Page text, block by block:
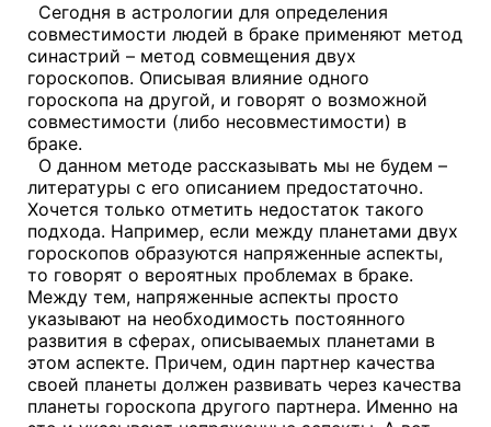
Сегодня в астрологии для определения
совместимости людей в браке применяют метод
синастрий – метод совмещения двух
гороскопов. Описывая влияние одного
гороскопа на другой, и говорят о возможной
совместимости (либо несовместимости) в
браке.
О данном методе рассказывать мы не будем –
литературы с его описанием предостаточно.
Хочется только отметить недостаток такого
подхода. Например, если между планетами двух
гороскопов образуются напряженные аспекты,
то говорят о вероятных проблемах в браке.
Между тем, напряженные аспекты просто
указывают на необходимость постоянного
развития в сферах, описываемых планетами в
этом аспекте. Причем, один партнер качества
своей планеты должен развивать через качества
планеты гороскопа другого партнера. Именно на